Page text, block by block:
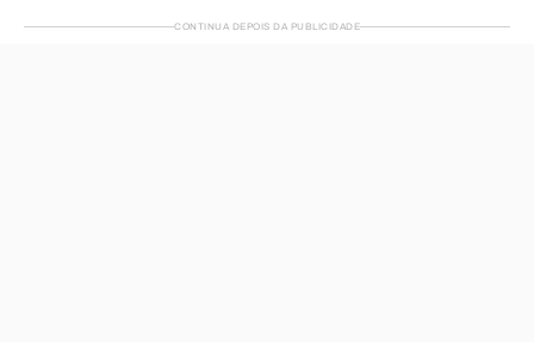
CONTINUA DEPOIS DA PUBLICIDADE